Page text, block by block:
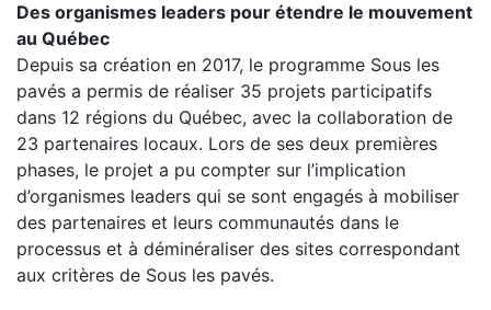
Des organismes leaders pour étendre le mouvement
au Québec
Depuis sa création en 2017, le programme Sous les
pavés a permis de réaliser 35 projets participatifs
dans 12 régions du Québec, avec la collaboration de
23 partenaires locaux. Lors de ses deux premières
phases, le projet a pu compter sur l’implication
d’organismes leaders qui se sont engagés à mobiliser
des partenaires et leurs communautés dans le
processus et à déminéraliser des sites correspondant
aux critères de Sous les pavés.